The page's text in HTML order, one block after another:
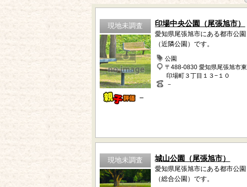
現地未調査
－
印場中央公園（尾張旭市）
愛知県尾張旭市にある都市公園
（近隣公園）です。
公園
〒488-0830 愛知県尾張旭市東
印場町３丁目１３−１０
－
現地未調査 城山公園（尾張旭市）
愛知県尾張旭市にある都市公園
（総合公園）です。